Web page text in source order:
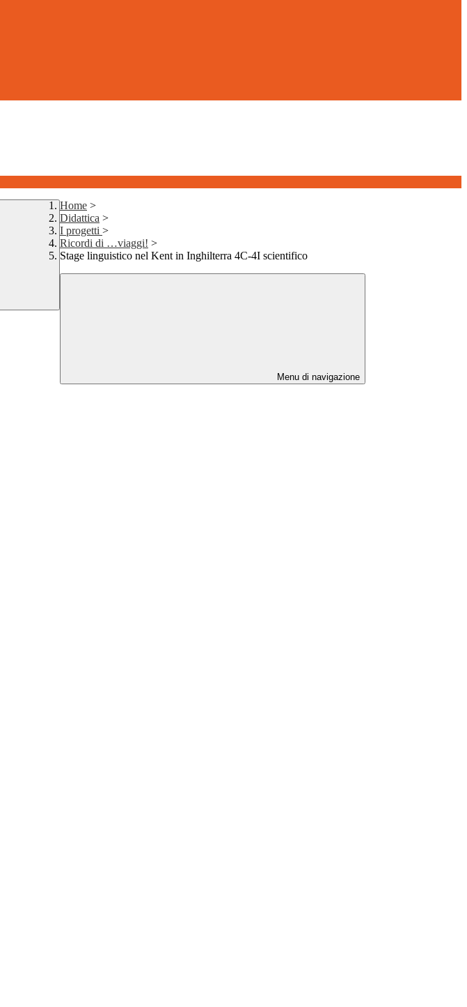
Home >
Didattica >
I progetti >
Ricordi di …viaggi! >
Stage linguistico nel Kent in Inghilterra 4C-4I scientifico
Menu di navigazione